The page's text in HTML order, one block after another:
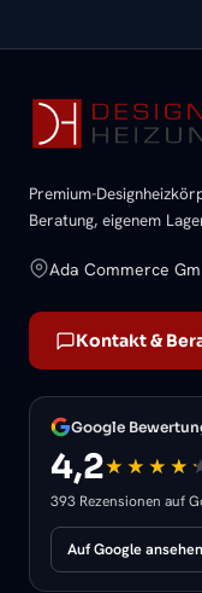
Premium-
Beratung, eigenem
Ada Commerce
Kontakt &
Google
4,2
393 Rezensionen auf
Auf Google ansehen